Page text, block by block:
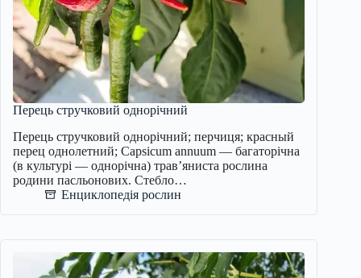
Перець стручковий однорічний
Перець стручковий однорічний; перчиця; красный
перец однолетний; Capsicum annuum — багаторічна
(в культурі — однорічна) трав’яниста рослина
родини пасльонових. Стебло…
Енциклопедія рослин